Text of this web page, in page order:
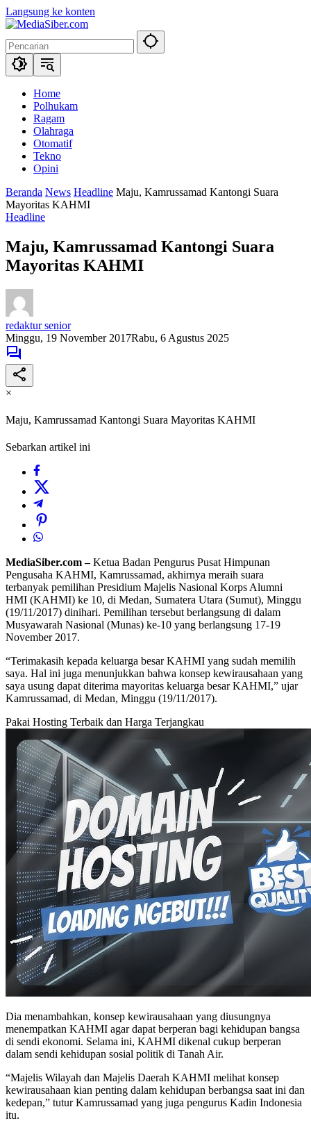
Langsung ke konten
Home
Polhukam
Ragam
Olahraga
Otomatif
Tekno
Opini
Beranda News Headline Maju, Kamrussamad Kantongi Suara
Mayoritas KAHMI
Headline
Maju, Kamrussamad Kantongi Suara
Mayoritas KAHMI
redaktur senior
Minggu, 19 November 2017Rabu, 6 Agustus 2025
×
Maju, Kamrussamad Kantongi Suara Mayoritas KAHMI
Sebarkan artikel ini
MediaSiber.com –Ketua Badan Pengurus Pusat Himpunan
Pengusaha KAHMI, Kamrussamad, akhirnya meraih suara
terbanyak pemilihan Presidium Majelis Nasional Korps Alumni
HMI (KAHMI) ke 10, di Medan, Sumatera Utara (Sumut), Minggu
(19/11/2017) dinihari. Pemilihan tersebut berlangsung di dalam
Musyawarah Nasional (Munas) ke-10 yang berlangsung 17-19
November 2017.
“Terimakasih kepada keluarga besar KAHMI yang sudah memilih
saya. Hal ini juga menunjukkan bahwa konsep kewirausahaan yang
saya usung dapat diterima mayoritas keluarga besar KAHMI,” ujar
Kamrussamad, di Medan, Minggu (19/11/2017).
Pakai Hosting Terbaik dan Harga Terjangkau
Dia menambahkan, konsep kewirausahaan yang diusungnya
menempatkan KAHMI agar dapat berperan bagi kehidupan bangsa
di sendi ekonomi. Selama ini, KAHMI dikenal cukup berperan
dalam sendi kehidupan sosial politik di Tanah Air.
“Majelis Wilayah dan Majelis Daerah KAHMI melihat konsep
kewirausahaan kian penting dalam kehidupan berbangsa saat ini dan
kedepan,” tutur Kamrussamad yang juga pengurus Kadin Indonesia
itu.